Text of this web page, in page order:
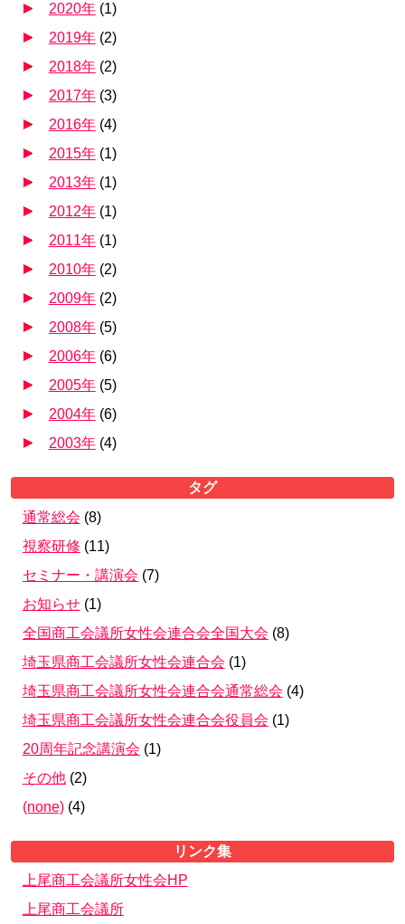
2020年 (1)
2019年 (2)
2018年 (2)
2017年 (3)
2016年 (4)
2015年 (1)
2013年 (1)
2012年 (1)
2011年 (1)
2010年 (2)
2009年 (2)
2008年 (5)
2006年 (6)
2005年 (5)
2004年 (6)
2003年 (4)
タグ
通常総会 (8)
視察研修 (11)
セミナー・講演会 (7)
お知らせ (1)
全国商工会議所女性会連合会全国大会 (8)
埼玉県商工会議所女性会連合会 (1)
埼玉県商工会議所女性会連合会通常総会 (4)
埼玉県商工会議所女性会連合会役員会 (1)
20周年記念講演会 (1)
その他 (2)
(none) (4)
リンク集
上尾商工会議所女性会HP
上尾商工会議所